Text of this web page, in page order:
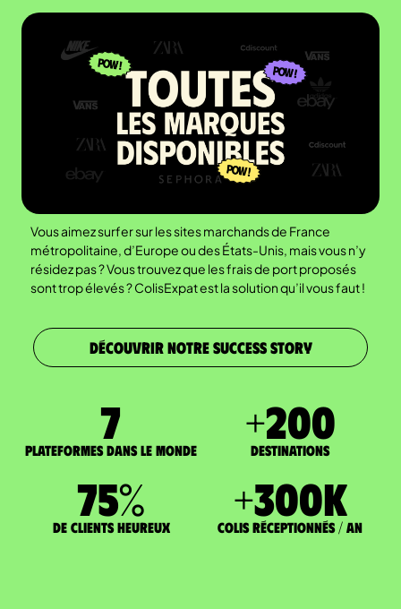
Vous aimez surfer sur les sites marchands de France
métropolitaine, d’Europe ou des États-Unis, mais vous n’y
résidez pas ? Vous trouvez que les frais de port proposés
sont trop élevés ? ColisExpat est la solution qu’il vous faut !
DÉCOUVRIR NOTRE SUCCESS STORY
7
Plateformes dans le monde
+200
DESTINATIONS
75%
de clients heureux
+300K
Colis réceptionnés / an